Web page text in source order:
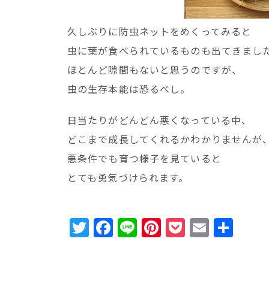
久しぶりに防虫ネットをめくってみると
虫に葉が食べられているものも出てきました
ほとんど隙間もないと思うのですが、
虫の生存本能は恐るべし。
日当たりがどんどん悪くなっている中、
どこまで成長してくれるかわかりませんが、
悪条件でも育つ様子を見ていると
とても勇気づけられます。
T
w
F
a
Li
n
Pi
n
P
o
E
m